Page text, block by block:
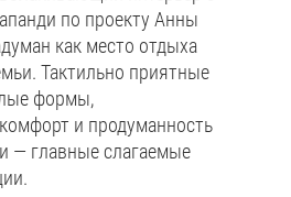
по проекту Анны
как место отдыха
Тактильно приятные
формы,
и продуманность
— главные слагаемые